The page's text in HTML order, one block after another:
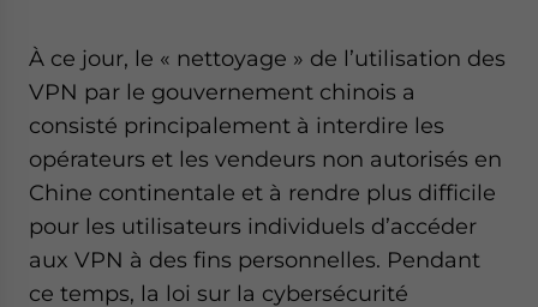
À ce jour, le « nettoyage » de l’utilisation des
VPN par le gouvernement chinois a
consisté principalement à interdire les
opérateurs et les vendeurs non autorisés en
Chine continentale et à rendre plus difficile
pour les utilisateurs individuels d’accéder
aux VPN à des fins personnelles. Pendant
ce temps, la loi sur la cybersécurité